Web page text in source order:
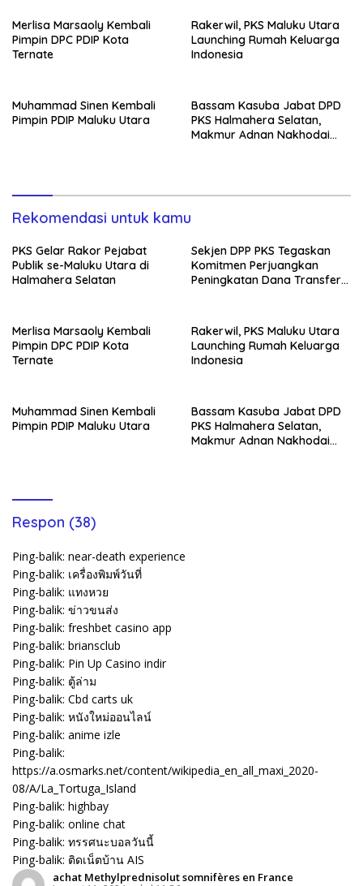
Merlisa Marsaoly Kembali
Pimpin DPC PDIP Kota
Ternate
Rakerwil, PKS Maluku Utara
Launching Rumah Keluarga
Indonesia
Muhammad Sinen Kembali
Pimpin PDIP Maluku Utara
Bassam Kasuba Jabat DPD
PKS Halmahera Selatan,
Makmur Adnan Nakhodai
Rekomendasi untuk kamu
PKS Gelar Rakor Pejabat
Publik se-Maluku Utara di
Halmahera Selatan
Sekjen DPP PKS Tegaskan
Komitmen Perjuangkan
Peningkatan Dana Transfer
Merlisa Marsaoly Kembali
Pimpin DPC PDIP Kota
Ternate
Rakerwil, PKS Maluku Utara
Launching Rumah Keluarga
Indonesia
Muhammad Sinen Kembali
Pimpin PDIP Maluku Utara
Bassam Kasuba Jabat DPD
PKS Halmahera Selatan,
Makmur Adnan Nakhodai
Respon (38)
Ping-balik: near-death experience
Ping-balik: เครื่องพิมพ์วันที่
Ping-balik: แทงหวย
Ping-balik: ข่าวขนส่ง
Ping-balik: freshbet casino app
Ping-balik: briansclub
Ping-balik: Pin Up Casino indir
Ping-balik: ตู้ล่าม
Ping-balik: Cbd carts uk
Ping-balik: หนังใหม่ออนไลน์
Ping-balik: anime izle
Ping-balik:
https://a.osmarks.net/content/wikipedia_en_all_maxi_2020-
08/A/La_Tortuga_Island
Ping-balik: highbay
Ping-balik: online chat
Ping-balik: ทรรศนะบอลวันนี้
Ping-balik: ติดเน็ตบ้าน AIS
achat Methylprednisolut somnifères en France